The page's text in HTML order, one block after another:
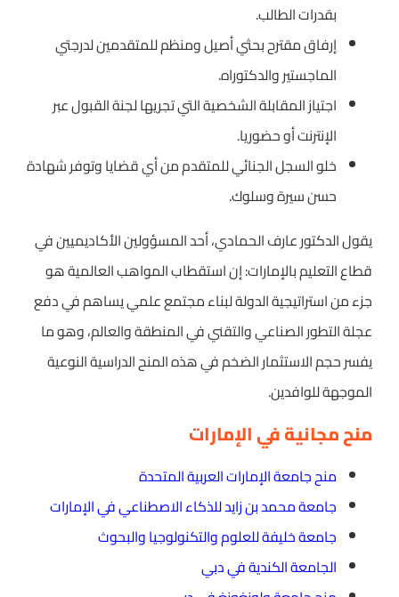
بقدرات الطالب.
إرفاق مقترح بحثي أصيل ومنظم للمتقدمين لدرجتي
الماجستير والدكتوراه.
اجتياز المقابلة الشخصية التي تجريها لجنة القبول عبر
الإنترنت أو حضوريا.
خلو السجل الجنائي للمتقدم من أي قضايا وتوفر شهادة
حسن سيرة وسلوك.
يقول الدكتور عارف الحمادي، أحد المسؤولين الأكاديميين في
قطاع التعليم بالإمارات: إن استقطاب المواهب العالمية هو
جزء من استراتيجية الدولة لبناء مجتمع علمي يساهم في دفع
عجلة التطور الصناعي والتقني في المنطقة والعالم، وهو ما
يفسر حجم الاستثمار الضخم في هذه المنح الدراسية النوعية
الموجهة للوافدين.
منح مجانية في الإمارات
منح جامعة الإمارات العربية المتحدة
جامعة محمد بن زايد للذكاء الاصطناعي في الإمارات
جامعة خليفة للعلوم والتكنولوجيا والبحوث
الجامعة الكندية في دبي